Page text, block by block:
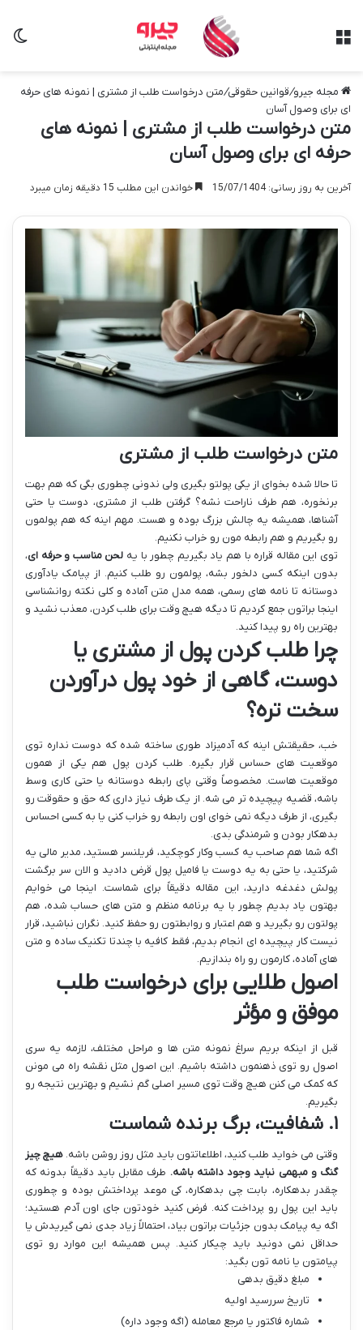
مجله جیرو/قوانین حقوقی/متن درخواست طلب از مشتری | نمونه های حرفه
ای برای وصول آسان
متن درخواست طلب از مشتری | نمونه های
حرفه ای برای وصول آسان
آخرین به روز رسانی: 15/07/1404 خواندن این مطلب 15 دقیقه زمان میبرد
متن درخواست طلب از مشتری
تا حالا شده بخوای از یکی پولتو بگیری ولی ندونی چطوری بگی که هم بهت
برنخوره، هم طرف ناراحت نشه؟ گرفتن طلب از مشتری، دوست یا حتی
آشناها، همیشه یه چالش بزرگ بوده و هست. مهم اینه که هم پولمون
رو بگیریم و هم رابطه مون رو خراب نکنیم.
توی این مقاله قراره با هم یاد بگیریم چطور با یه لحن مناسب و حرفه ای،
بدون اینکه کسی دلخور بشه، پولمون رو طلب کنیم. از پیامک یادآوری
دوستانه تا نامه های رسمی، همه مدل متن آماده و کلی نکته روانشناسی
اینجا براتون جمع کردیم تا دیگه هیچ وقت برای طلب کردن، معذب نشید و
بهترین راه رو پیدا کنید.
چرا طلب کردن پول از مشتری یا
دوست، گاهی از خود پول درآوردن
سخت تره؟
خب، حقیقتش اینه که آدمیزاد طوری ساخته شده که دوست نداره توی
موقعیت های حساس قرار بگیره. طلب کردن پول هم یکی از همون
موقعیت هاست. مخصوصاً وقتی پای رابطه دوستانه یا حتی کاری وسط
باشه، قضیه پیچیده تر می شه. از یک طرف نیاز داری که حق و حقوقت رو
بگیری، از طرف دیگه نمی خوای اون رابطه رو خراب کنی یا به کسی احساس
بدهکار بودن و شرمندگی بدی.
اگه شما هم صاحب یه کسب وکار کوچکید، فریلنسر هستید، مدیر مالی یه
شرکتید، یا حتی به یه دوست یا فامیل پول قرض دادید و الان سر برگشت
پولش دغدغه دارید، این مقاله دقیقاً برای شماست. اینجا می خوایم
بهتون یاد بدیم چطور با یه برنامه منظم و متن های حساب شده، هم
پولتون رو بگیرید و هم اعتبار و روابطتون رو حفظ کنید. نگران نباشید، قرار
نیست کار پیچیده ای انجام بدیم، فقط کافیه با چندتا تکنیک ساده و متن
های آماده، کارمون رو راه بندازیم.
اصول طلایی برای درخواست طلب
موفق و مؤثر
قبل از اینکه بریم سراغ نمونه متن ها و مراحل مختلف، لازمه یه سری
اصول رو توی ذهنمون داشته باشیم. این اصول مثل نقشه راه می مونن
که کمک می کنن هیچ وقت توی مسیر اصلی گم نشیم و بهترین نتیجه رو
بگیریم.
۱. شفافیت، برگ برنده شماست
وقتی می خواید طلب کنید، اطلاعاتتون باید مثل روز روشن باشه. هیچ چیز
گنگ و مبهمی نباید وجود داشته باشه. طرف مقابل باید دقیقاً بدونه که
چقدر بدهکاره، بابت چی بدهکاره، کی موعد پرداختش بوده و چطوری
باید این پول رو پرداخت کنه. فرض کنید خودتون جای اون آدم هستید؛
اگه یه پیامک بدون جزئیات براتون بیاد، احتمالاً زیاد جدی نمی گیریدش یا
حداقل نمی دونید باید چیکار کنید. پس همیشه این موارد رو توی
پیامتون یا نامه تون بگید:
مبلغ دقیق بدهی
تاریخ سررسید اولیه
شماره فاکتور یا مرجع معامله (اگه وجود داره)